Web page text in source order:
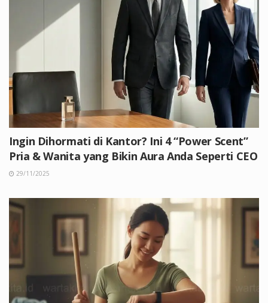
Ingin Dihormati di Kantor? Ini 4 “Power Scent”
Pria & Wanita yang Bikin Aura Anda Seperti CEO
29/11/2025